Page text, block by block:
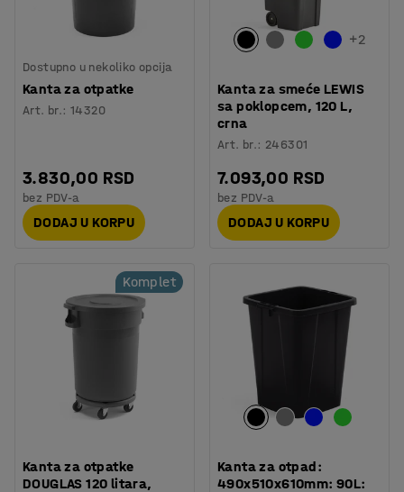
Dostupno u nekoliko opcija
Kanta za otpatke
Art. br.:14320
3.830,00 RSD
bez PDV-a
DODAJ U KORPU
+2
Kanta za smeće LEWIS
sa poklopcem, 120 L,
crna
Art. br.: 246301
7.093,00 RSD
bez PDV-a
DODAJ U KORPU
Komplet
Kanta za otpatke
DOUGLAS 120 litara,
Kanta za otpad:
490x510x610mm: 90L: